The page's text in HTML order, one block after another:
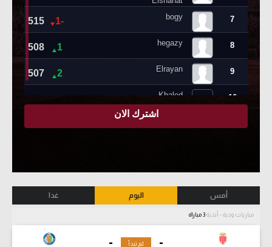
أمس اليوم غدا
مباريات ودية - أندية
-
- لم تبدأ